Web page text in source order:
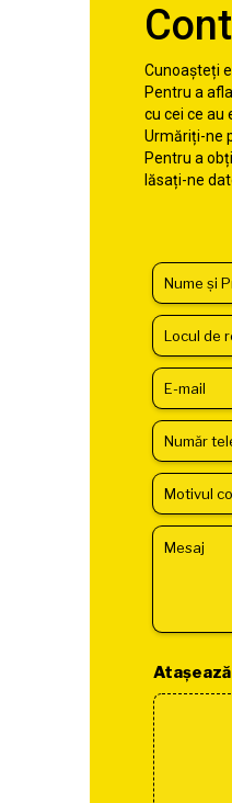
Cunoașteți
Pentru a
cu cei ce au
Urmăriți-ne
Pentru a
lăsați-ne